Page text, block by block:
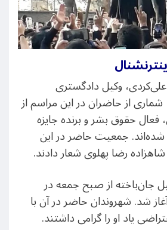
وکیل دادگستری
از حاضران در این مراسم از
حقوق بشر و برنده جایزه
جمعیت حاضر در این
رضا پهلوی شعار دادند.
جان‌باخته از صبح جمعه در
شد. شهروندان حاضر در آن با
یاد او را گرامی داشتند.